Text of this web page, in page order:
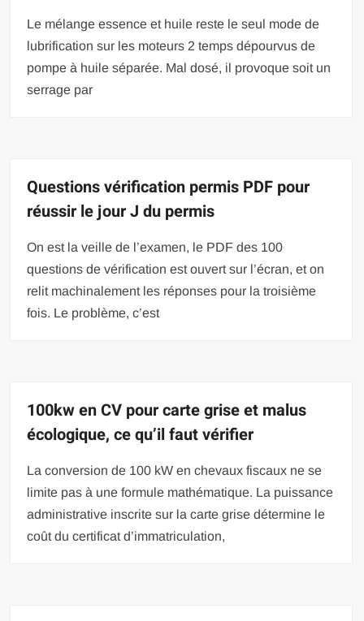
Le mélange essence et huile reste le seul mode de
lubrification sur les moteurs 2 temps dépourvus de
pompe à huile séparée. Mal dosé, il provoque soit un
serrage par
Questions vérification permis PDF pour
réussir le jour J du permis
On est la veille de l’examen, le PDF des 100
questions de vérification est ouvert sur l’écran, et on
relit machinalement les réponses pour la troisième
fois. Le problème, c’est
100kw en CV pour carte grise et malus
écologique, ce qu’il faut vérifier
La conversion de 100 kW en chevaux fiscaux ne se
limite pas à une formule mathématique. La puissance
administrative inscrite sur la carte grise détermine le
coût du certificat d’immatriculation,